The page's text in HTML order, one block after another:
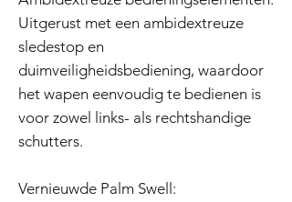
Uitgerust met een ambidextreuze
sledestop en
duimveiligheidsbediening, waardoor
het wapen eenvoudig te bedienen is
voor zowel links- als rechtshandige
schutters.
Vernieuwde Palm Swell: